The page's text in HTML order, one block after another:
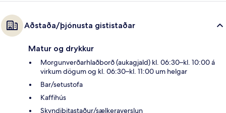
Aðstaða/þjónusta gististaðar
Matur og drykkur
Morgunverðarhlaðborð (aukagjald) kl. 06:30–kl. 10:00 á
virkum dögum og kl. 06:30–kl. 11:00 um helgar
Bar/setustofa
Kaffihús
Skyndibitastaður/sælkeraverslun